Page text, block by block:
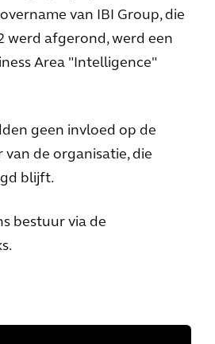
van IBI Group, die
werd afgerond, werd een
Area "Intelligence"
geen invloed op de
de organisatie, die
blijft.
bestuur via de